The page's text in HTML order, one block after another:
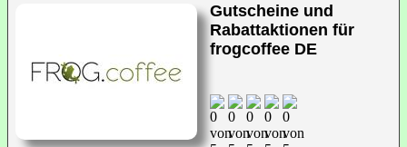
Gutscheine und
Rabattaktionen für
frogcoffee DE